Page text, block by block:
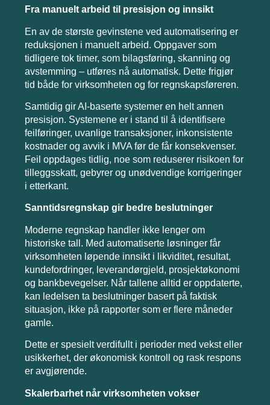
Fra manuelt arbeid til presisjon og innsikt
En av de største gevinstene ved automatisering er
reduksjonen i manuelt arbeid. Oppgaver som
tidligere tok timer, som bilagsføring, skanning og
avstemming – utføres nå automatisk. Dette frigjør
tid både for virksomheten og for regnskapsføreren.
Samtidig gir AI-baserte systemer en helt annen
presisjon. Systemene er i stand til å identifisere
feilføringer, uvanlige transaksjoner, inkonsistente
kostnader og avvik i MVA før de får konsekvenser.
Feil oppdages tidlig, noe som reduserer risikoen for
tilleggsskatt, gebyrer og unødvendige korrigeringer
i etterkant.
Sanntidsregnskap gir bedre beslutninger
Moderne regnskap handler ikke lenger om
historiske tall. Med automatiserte løsninger får
virksomheten løpende innsikt i likviditet, resultat,
kundefordringer, leverandørgjeld, prosjektøkonomi
og bankbevegelser. Når tallene alltid er oppdaterte,
kan ledelsen ta beslutninger basert på faktisk
situasjon, ikke på rapporter som er flere måneder
gamle.
Dette er spesielt verdifullt i perioder med vekst eller
usikkerhet, der økonomisk kontroll og rask respons
er avgjørende.
Skalerbarhet når virksomheten vokser